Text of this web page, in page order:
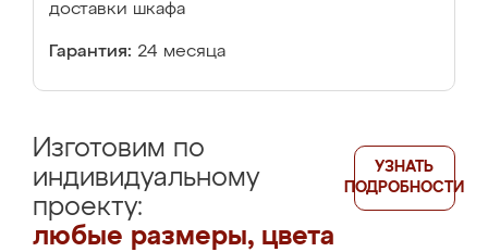
доставки шкафа
Гарантия: 24 месяца
Изготовим по
индивидуальному
проекту:
любые размеры, цвета
УЗНАТЬ
ПОДРОБНОСТИ